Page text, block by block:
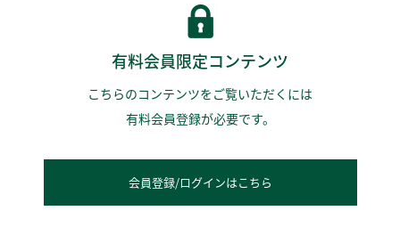
有料会員限定コンテンツ
こちらのコンテンツをご覧いただくには
有料会員登録が必要です。
会員登録/ログインはこちら